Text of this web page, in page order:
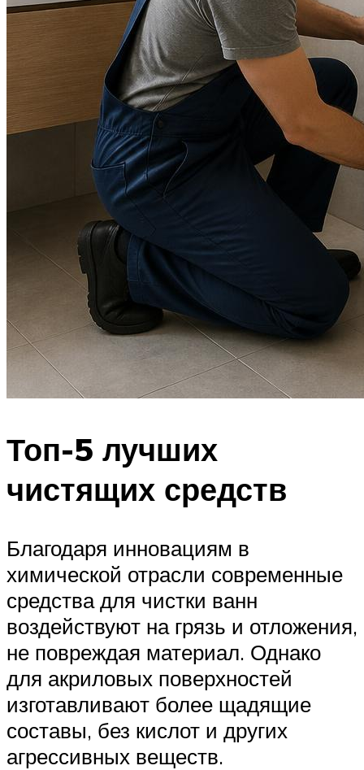
Топ-5 лучших
чистящих средств
Благодаря инновациям в
химической отрасли современные
средства для чистки ванн
воздействуют на грязь и отложения,
не повреждая материал. Однако
для акриловых поверхностей
изготавливают более щадящие
составы, без кислот и других
агрессивных веществ.